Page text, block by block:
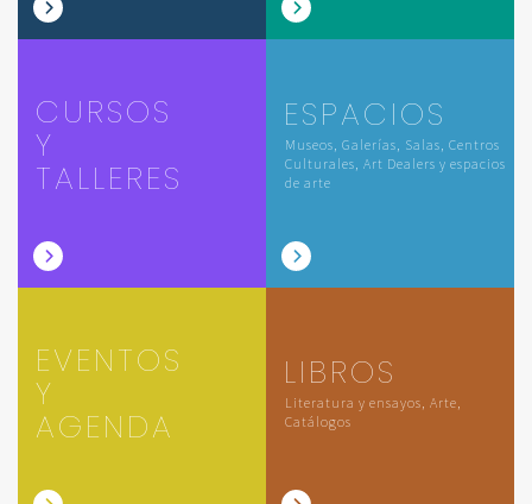
CURSOS
Y
TALLERES
ESPACIOS
Museos, Galerías, Salas, Centros
Culturales, Art Dealers y espacios
de arte
EVENTOS
Y
AGENDA
LIBROS
Literatura y ensayos, Arte,
Catálogos